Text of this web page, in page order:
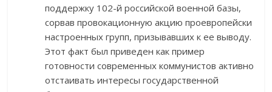
поддержку 102-й российской военной базы,
сорвав провокационную акцию проевропейски
настроенных групп, призывавших к ее выводу.
Этот факт был приведен как пример
готовности современных коммунистов активно
отстаивать интересы государственной